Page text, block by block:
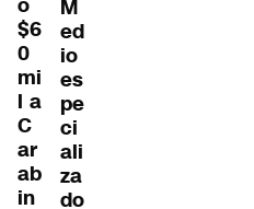
$6
0
mi
l a
C
ar
ab
in
M
ed
io
es
pe
ci
ali
za
do